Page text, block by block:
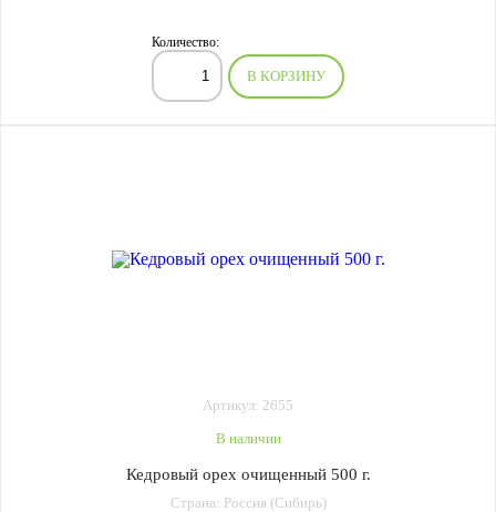
Количество:
В КОРЗИНУ
Артикул: 2655
В наличии
Кедровый орех очищенный 500 г.
Страна: Россия (Сибирь)